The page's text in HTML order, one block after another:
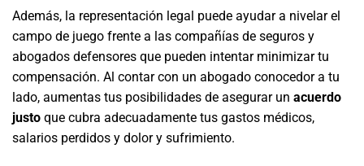
Además, la representación legal puede ayudar a nivelar el
campo de juego frente a las compañías de seguros y
abogados defensores que pueden intentar minimizar tu
compensación. Al contar con un abogado conocedor a tu
lado, aumentas tus posibilidades de asegurar un acuerdo
justo que cubra adecuadamente tus gastos médicos,
salarios perdidos y dolor y sufrimiento.